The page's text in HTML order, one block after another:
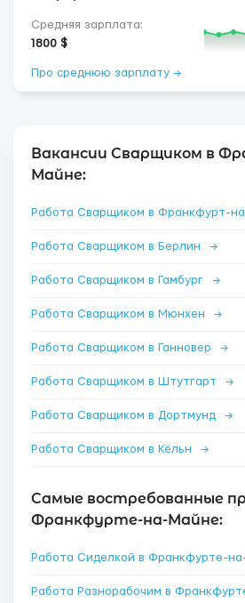
Средняя зарплата:
1800 $
Про среднюю зарплату →
Вакансии Сварщиком в
Майне:
Работа Сварщиком в Франкфурт-
Работа Сварщиком в Берлин →
Работа Сварщиком в Гамбург →
Работа Сварщиком в Мюнхен →
Работа Сварщиком в Ганновер →
Работа Сварщиком в Штутгарт →
Работа Сварщиком в Дортмунд →
Работа Сварщиком в Кёльн →
Самые востребованные
Франкфурте-на-Майне:
Работа Сиделкой в Франкфурте-
Работа Разнорабочим в